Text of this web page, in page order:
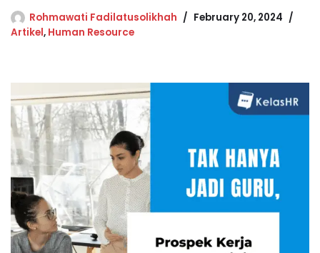
Rohmawati Fadilatusolikhah
February 20, 2024
Artikel, Human Resource